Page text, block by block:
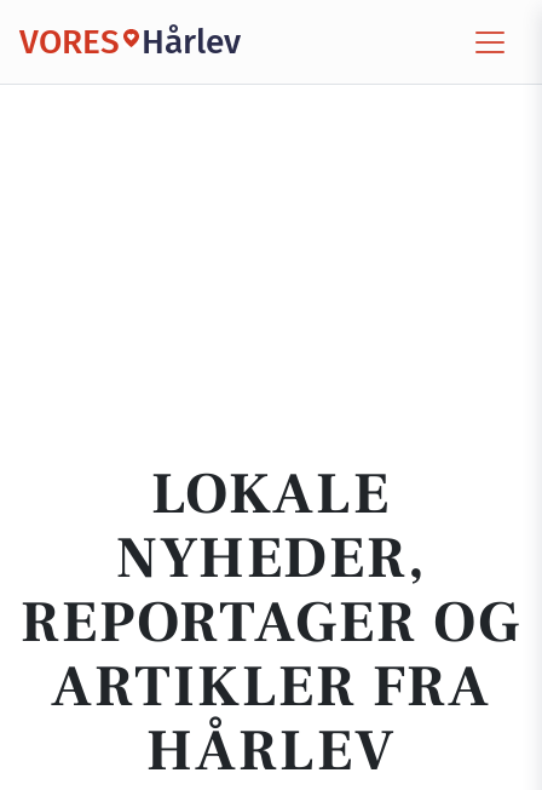
VORES Hårlev
LOKALE
NYHEDER,
REPORTAGER OG
ARTIKLER FRA
HÅRLEV